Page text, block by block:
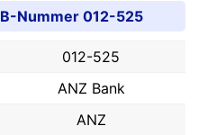
Nummer 012-525
012-525
ANZ Bank
ANZ